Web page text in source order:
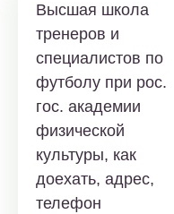
Высшая школа
тренеров и
специалистов по
футболу при рос.
гос. академии
физической
культуры, как
доехать, адрес,
телефон